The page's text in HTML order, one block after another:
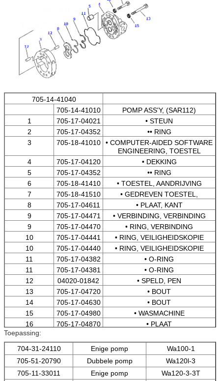
705-14-41040
705-14-41010
POMP ASS'Y, (SAR112)
1
705-17-04021
• STEUN
2
705-17-04352
•• RING
3
705-18-41010
• COMPUTER-AIDED SOFTWARE
ENGINEERING, TOESTEL
4
705-17-04120
• DEKKING
5
705-17-04352
•• RING
6
705-18-41410
• TOESTEL, AANDRIJVING
7
705-18-41510
• GEDREVEN TOESTEL,
8
705-17-04611
• PLAAT, KANT
9
705-17-04471
• VERBINDING, VERBINDING
9
705-17-04470
• RING, VERBINDING
10
705-17-04441
• RING, VEILIGHEIDSKOPIE
10
705-17-04440
• RING, VEILIGHEIDSKOPIE
11
705-17-04382
• O-RING
11
705-17-04381
• O-RING
12
04020-01842
• SPELD, PEN
13
705-17-04720
• BOUT
14
705-17-04630
• BOUT
15
705-17-04980
• WASMACHINE
16
705-17-04870
• PLAAT
17
17
704-17-05810
• VERBINDING, OLIE
18
04065-06220 • RING, BREUK
Toepassing:
704-31-24110
Enige pomp
Wa100-1
705-51-20790
Dubbele pomp
Wa120l-3
705-11-33011
Enige pomp
Wa120-3-3T